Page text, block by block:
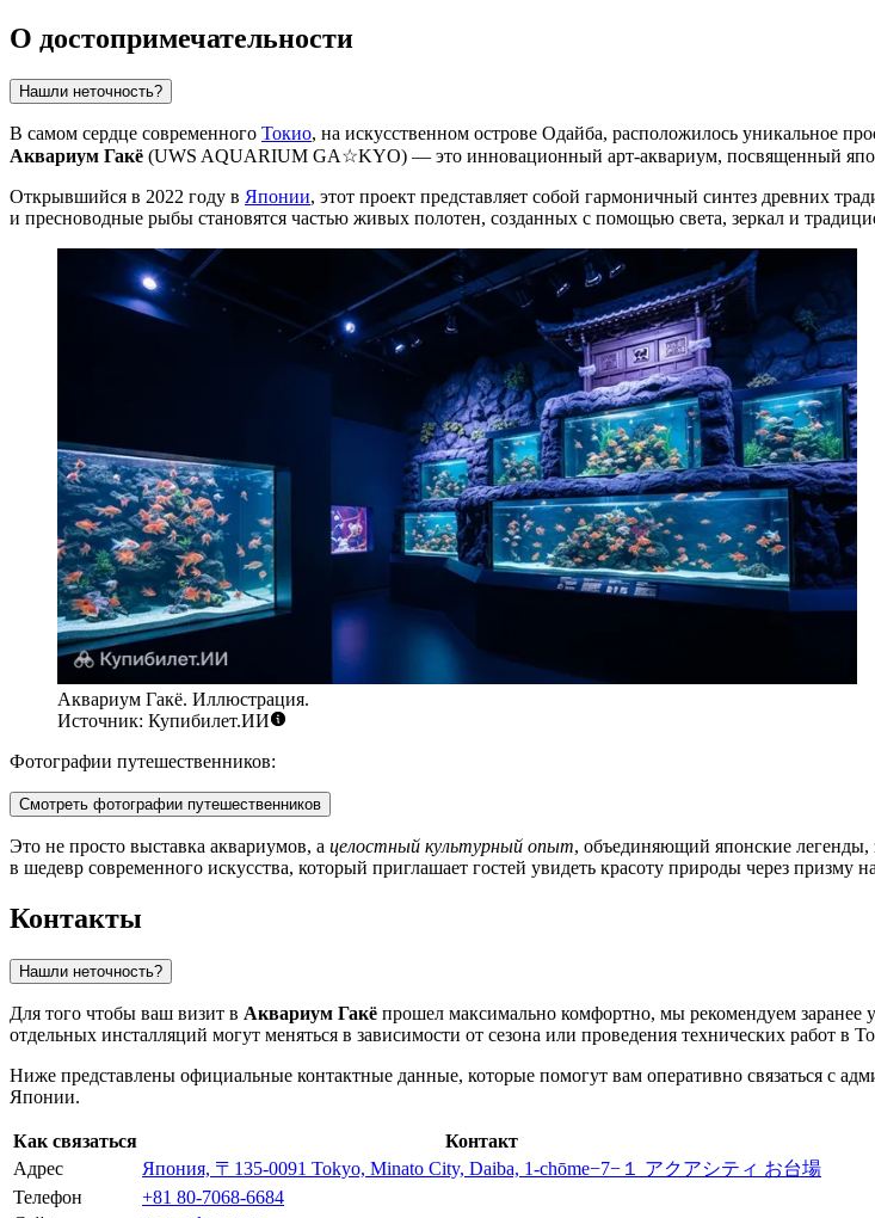
О достопримечательности
Нашли неточность?
В самом сердце современного Токио, на искусственном острове Одайба, расположилось уникальное
Аквариум Гакё (UWS AQUARIUM GA☆KYO) — это инновационный арт-аквариум, посвященный
Открывшийся в 2022 году в Японии, этот проект представляет собой гармоничный синтез древних
и пресноводные рыбы становятся частью живых полотен, созданных с помощью света, зеркал и
Аквариум Гакё. Иллюстрация.
Источник: Купибилет.ИИ
Фотографии путешественников:
Смотреть фотографии путешественников
Это не просто выставка аквариумов, а целостный культурный опыт, объединяющий японские легенды,
в шедевр современного искусства, который приглашает гостей увидеть красоту природы через призму
Контакты
Нашли неточность?
Для того чтобы ваш визит в Аквариум Гакё прошел максимально комфортно, мы рекомендуем заранее
отдельных инсталляций могут меняться в зависимости от сезона или проведения технических работ в
Ниже представлены официальные контактные данные, которые помогут вам оперативно связаться с
Японии.
Как связаться
Контакт
Адрес
Япония, 〒135-0091 Tokyo, Minato City, Daiba, 1-chōme−7−１ アクアシティ お台場
Телефон
+81 80-7068-6684